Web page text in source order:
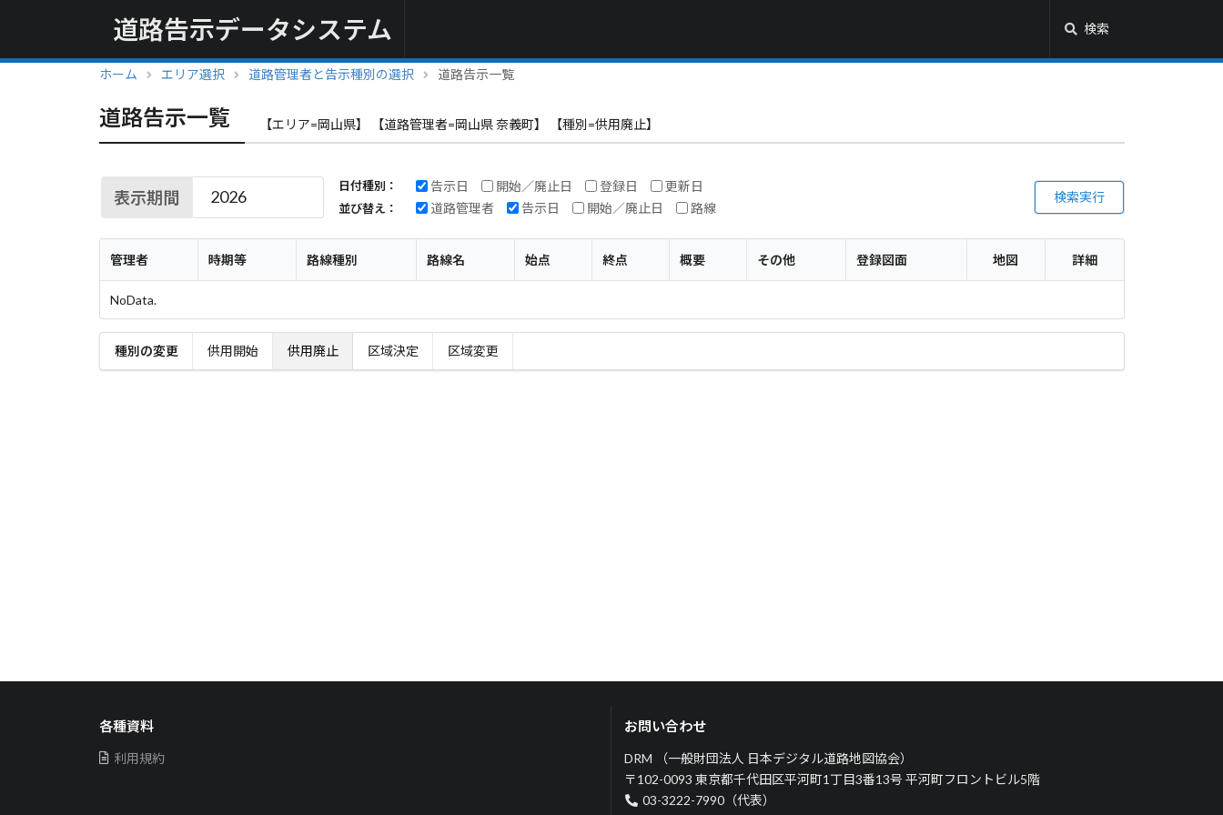
道路告示データシステム 検索
ホーム エリア選択 道路管理者と告示種別の選択 道路告示一覧
道路告示一覧 【エリア=岡山県】 【道路管理者=岡山県 奈義町】 【種別=供用廃止】
表示期間
日付種別： 告示日 開始／廃止日 登録日 更新日
並び替え： 道路管理者 告示日 開始／廃止日 路線
検索実行
管理者 時期等 路線種別 路線名 始点 終点 概要 その他 登録図面 地図 詳細
NoData.
種別の変更 供用開始 供用廃止 区域決定 区域変更
各種資料
利用規約
お問い合わせ
DRM （一般財団法人 日本デジタル道路地図協会）
〒102-0093 東京都千代田区平河町1丁目3番13号 平河町フロントビル5階
03-3222-7990（代表）